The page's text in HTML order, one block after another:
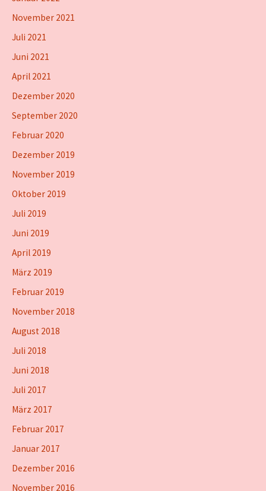
November 2021
Juli 2021
Juni 2021
April 2021
Dezember 2020
September 2020
Februar 2020
Dezember 2019
November 2019
Oktober 2019
Juli 2019
Juni 2019
April 2019
März 2019
Februar 2019
November 2018
August 2018
Juli 2018
Juni 2018
Juli 2017
März 2017
Februar 2017
Januar 2017
Dezember 2016
November 2016